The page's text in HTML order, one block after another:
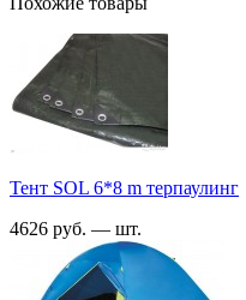
Тент SOL 6*8 m терпаулинг
4626 руб. — шт.